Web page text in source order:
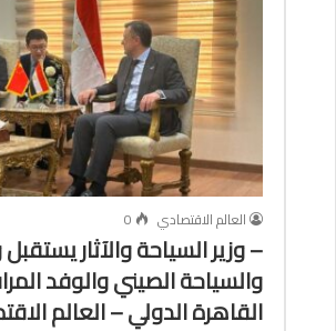
العالم الاقتصادي
0
– وزير السياحة والآثار يستقبل
والسياحة الصيني والوفد
القاهرة الدولي – العالم